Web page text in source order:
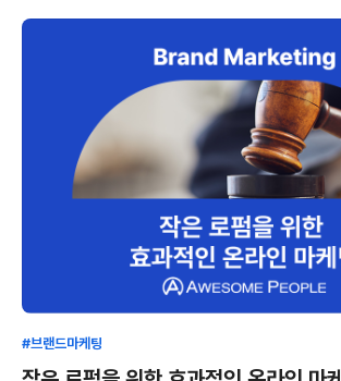
#브랜드마케팅